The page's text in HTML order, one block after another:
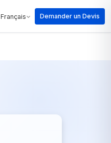
Français Demander un Devis